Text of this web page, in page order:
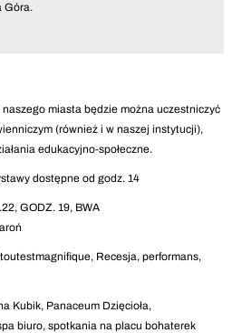
Góra.
miasta będzie można uczestniczyć
(również i w naszej instytucji),
edukacyjno-społeczne.
dostępne od godz. 14
GODZ. 19, BWA
Recesja, performans,
Kubik, Panaceum Dzięcioła,
biuro, spotkania na placu bohaterek